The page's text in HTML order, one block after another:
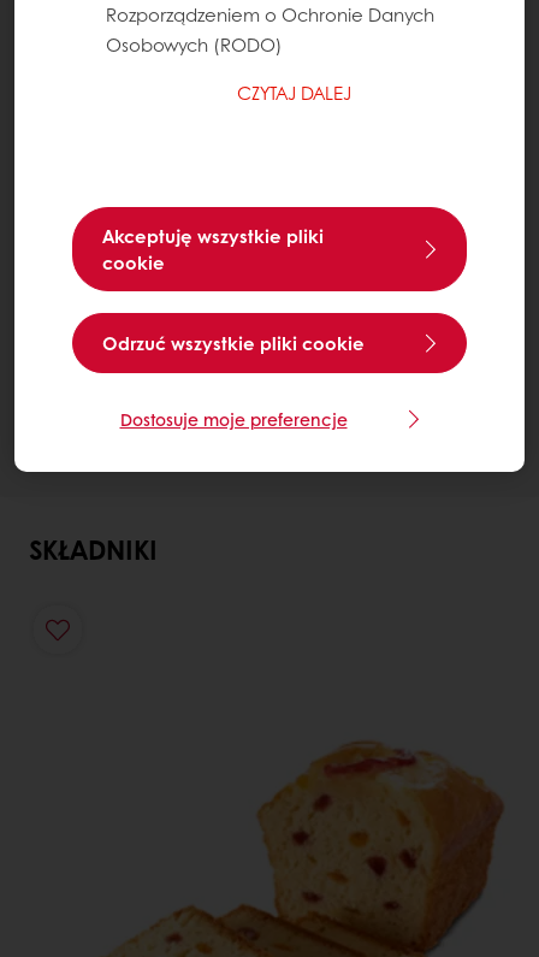
SKŁADNIKI
Rozporządzeniem o Ochronie Danych
Osobowych (RODO)
CZYTAJ DALEJ
Akceptuję wszystkie pliki
cookie
Odrzuć wszystkie pliki cookie
Dostosuje moje preferencje